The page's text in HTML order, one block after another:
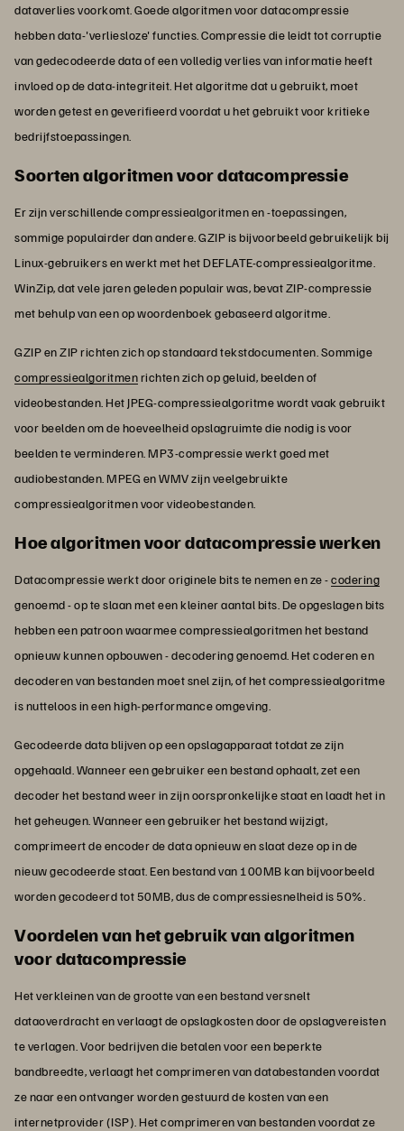
dataverlies voorkomt. Goede algoritmen voor datacompressie
hebben data-'verliesloze' functies. Compressie die leidt tot corruptie
van gedecodeerde data of een volledig verlies van informatie heeft
invloed op de data-integriteit. Het algoritme dat u gebruikt, moet
worden getest en geverifieerd voordat u het gebruikt voor kritieke
bedrijfstoepassingen.
Soorten algoritmen voor datacompressie
Er zijn verschillende compressiealgoritmen en -toepassingen,
sommige populairder dan andere. GZIP is bijvoorbeeld gebruikelijk bij
Linux-gebruikers en werkt met het DEFLATE-compressiealgoritme.
WinZip, dat vele jaren geleden populair was, bevat ZIP-compressie
met behulp van een op woordenboek gebaseerd algoritme.
GZIP en ZIP richten zich op standaard tekstdocumenten. Sommige
compressiealgoritmenrichten zich op geluid, beelden of
videobestanden. Het JPEG-compressiealgoritme wordt vaak gebruikt
voor beelden om de hoeveelheid opslagruimte die nodig is voor
beelden te verminderen. MP3-compressie werkt goed met
audiobestanden. MPEG en WMV zijn veelgebruikte
compressiealgoritmen voor videobestanden.
Hoe algoritmen voor datacompressie werken
Datacompressie werkt door originele bits te nemen en ze -codering
genoemd - op te slaan met een kleiner aantal bits. De opgeslagen bits
hebben een patroon waarmee compressiealgoritmen het bestand
opnieuw kunnen opbouwen - decodering genoemd. Het coderen en
decoderen van bestanden moet snel zijn, of het compressiealgoritme
is nutteloos in een high-performance omgeving.
Gecodeerde data blijven op een opslagapparaat totdat ze zijn
opgehaald. Wanneer een gebruiker een bestand ophaalt, zet een
decoder het bestand weer in zijn oorspronkelijke staat en laadt het in
het geheugen. Wanneer een gebruiker het bestand wijzigt,
comprimeert de encoder de data opnieuw en slaat deze op in de
nieuw gecodeerde staat. Een bestand van 100MB kan bijvoorbeeld
worden gecodeerd tot 50MB, dus de compressiesnelheid is 50%.
Voordelen van het gebruik van algoritmen
voor datacompressie
Het verkleinen van de grootte van een bestand versnelt
dataoverdracht en verlaagt de opslagkosten door de opslagvereisten
te verlagen. Voor bedrijven die betalen voor een beperkte
bandbreedte, verlaagt het comprimeren van databestanden voordat
ze naar een ontvanger worden gestuurd de kosten van een
internetprovider (ISP). Het comprimeren van bestanden voordat ze